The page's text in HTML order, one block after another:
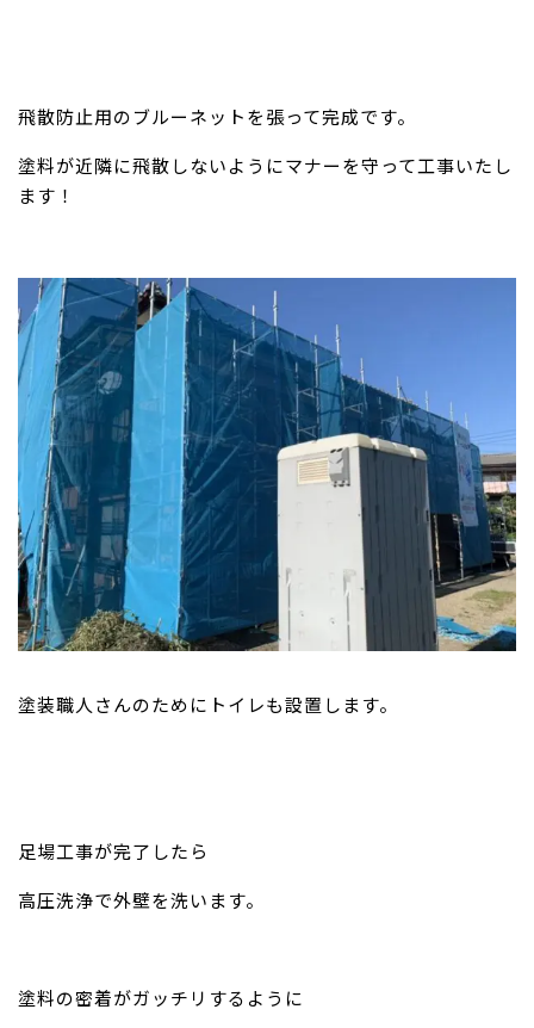
飛散防止用のブルーネットを張って完成です。
塗料が近隣に飛散しないようにマナーを守って工事いたし
ます！
塗装職人さんのためにトイレも設置します。
足場工事が完了したら
高圧洗浄で外壁を洗います。
塗料の密着がガッチリするように